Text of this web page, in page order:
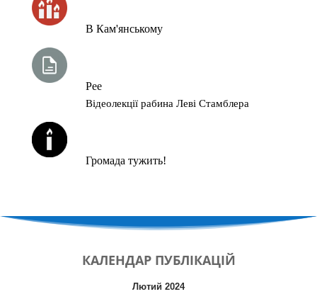
В Кам'янському
Рее
Відеолекції рабина Леві Стамблера
Громада тужить!
КАЛЕНДАР ПУБЛІКАЦІЙ
Лютий 2024